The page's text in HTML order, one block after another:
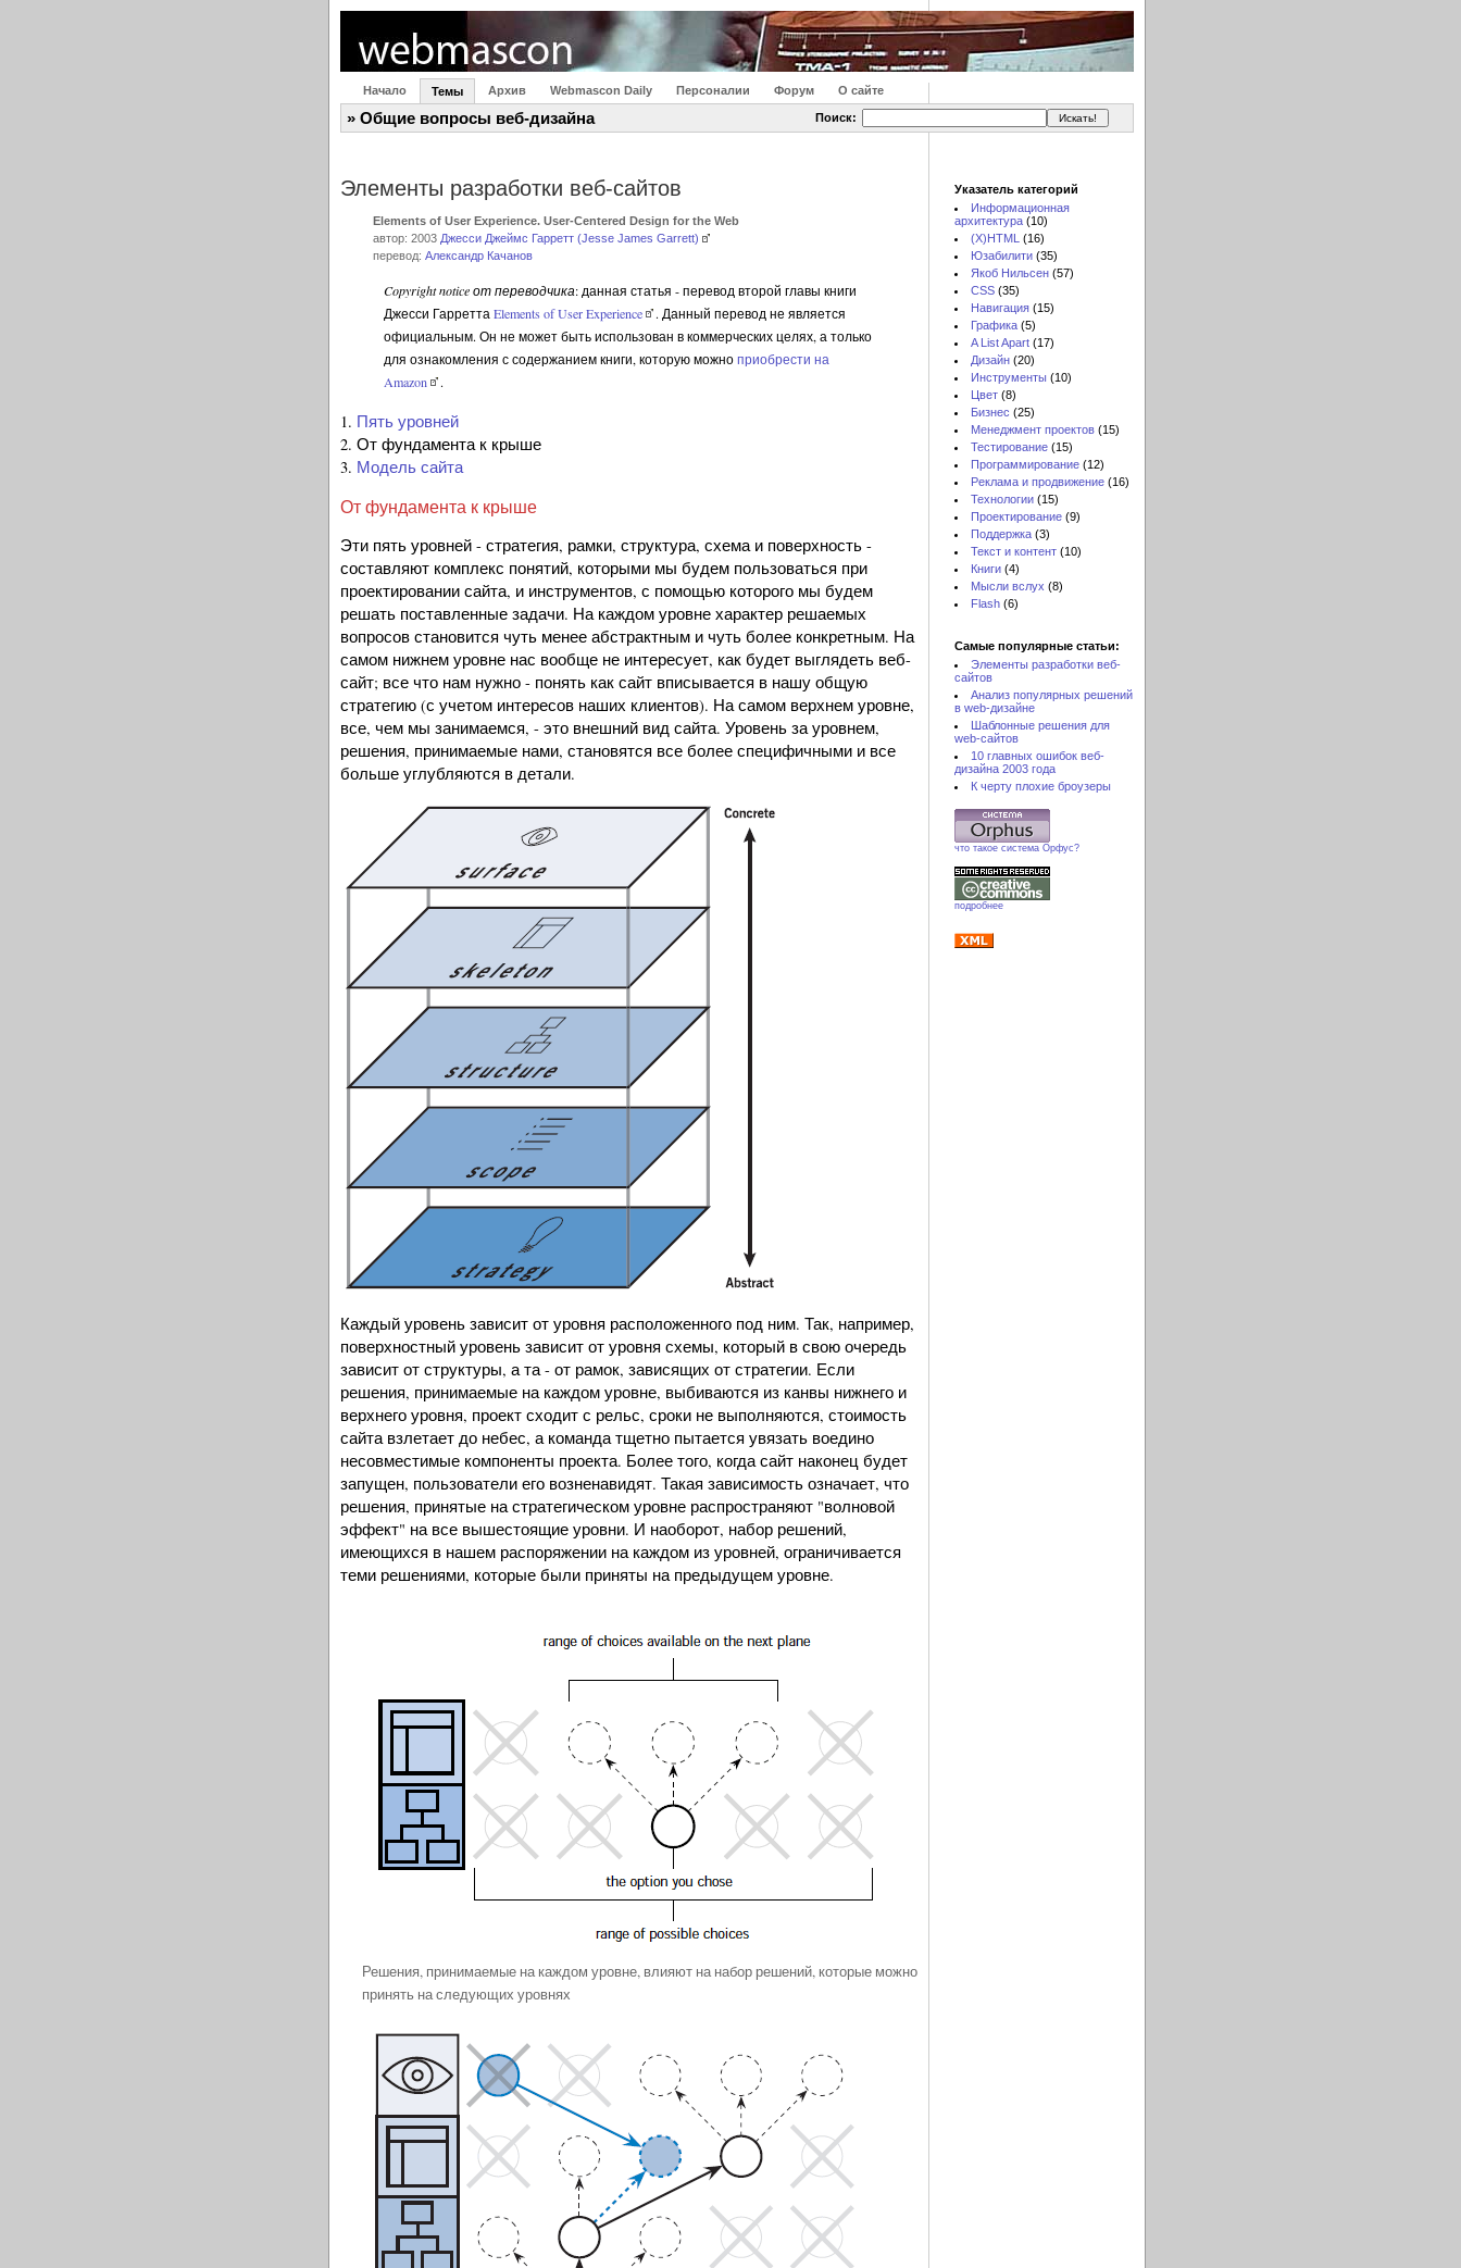
Начало Темы Архив Webmascon Daily Персоналии Форум О сайте
» Общие вопросы веб-дизайна Поиск:
Элементы разработки веб-сайтов
Elements of User Experience. User-Centered Design for the Web
автор: 2003 Джесси Джеймс Гарретт (Jesse James Garrett)
перевод: Александр Качанов
Copyright notice от переводчика: данная статья - перевод второй главы книги
Джесси Гарретта Elements of User Experience
. Данный перевод не является
официальным. Он не может быть использован в коммерческих целях, а только
для ознакомления с содержанием книги, которую можноприобрести на
Amazon
.
1. Пять уровней
2. От фундамента к крыше
3. Модель сайта
От фундамента к крыше
Эти пять уровней - стратегия, рамки, структура, схема и поверхность -
составляют комплекс понятий, которыми мы будем пользоваться при
проектировании сайта, и инструментов, с помощью которого мы будем
решать поставленные задачи. На каждом уровне характер решаемых
вопросов становится чуть менее абстрактным и чуть более конкретным. На
самом нижнем уровне нас вообще не интересует, как будет выглядеть веб-
сайт; все что нам нужно - понять как сайт вписывается в нашу общую
стратегию (с учетом интересов наших клиентов). На самом верхнем уровне,
все, чем мы занимаемся, - это внешний вид сайта. Уровень за уровнем,
решения, принимаемые нами, становятся все более специфичными и все
больше углубляются в детали.
Каждый уровень зависит от уровня расположенного под ним. Так, например,
поверхностный уровень зависит от уровня схемы, который в свою очередь
зависит от структуры, а та - от рамок, зависящих от стратегии. Если
решения, принимаемые на каждом уровне, выбиваются из канвы нижнего и
верхнего уровня, проект сходит с рельс, сроки не выполняются, стоимость
сайта взлетает до небес, а команда тщетно пытается увязать воедино
несовместимые компоненты проекта. Более того, когда сайт наконец будет
запущен, пользователи его возненавидят. Такая зависимость означает, что
решения, принятые на стратегическом уровне распространяют "волновой
эффект" на все вышестоящие уровни. И наоборот, набор решений,
имеющихся в нашем распоряжении на каждом из уровней, ограничивается
теми решениями, которые были приняты на предыдущем уровне.
Решения, принимаемые на каждом уровне, влияют на набор решений, которые можно
принять на следующих уровнях
Указатель категорий
Информационная
архитектура (10)
(X)HTML
(16)
Юзабилити (35)
Якоб Нильсен (57)
CSS (35)
Навигация (15)
Графика (5)
A List Apart (17)
Дизайн (20)
Инструменты (10)
Цвет (8)
Бизнес (25)
Менеджмент проектов (15)
Тестирование (15)
Программирование (12)
Реклама и продвижение (16)
Технологии (15)
Проектирование (9)
Поддержка (3)
Текст и контент (10)
Книги (4)
Мысли вслух (8)
Flash (6)
Самые популярные статьи:
Элементы разработки веб-
сайтов
Анализ популярных решений
в web-дизайне
Шаблонные решения для
web-сайтов
10 главных ошибок веб-
дизайна 2003 года
К черту плохие броузеры
что такое система Орфус?
подробнее